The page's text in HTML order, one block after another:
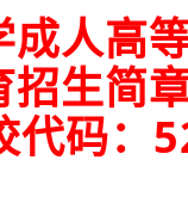
成人高
招生简
代码：